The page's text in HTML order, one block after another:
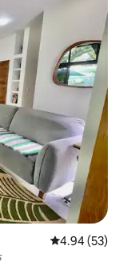
औसत रेटिंग 5 में
4.94 (53)